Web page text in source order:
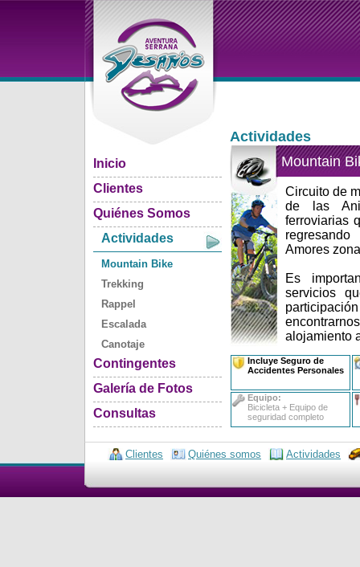
Inicio
Clientes
Quiénes Somos
Actividades
Mountain Bike
Trekking
Rappel
Escalada
Canotaje
Contingentes
Galería de Fotos
Consultas
Actividades
Mountain
Circuito de
de las
ferroviarias
Amores
Es
servicios
alojamiento
Incluye Seguro de
Accidentes Personales
Equipo:
Bicicleta + Equipo de
seguridad completo
Clientes Quiénes somos Actividades